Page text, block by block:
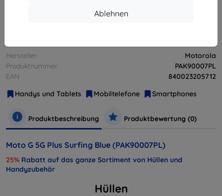
Ablehnen
Hersteller
Motorola
Produktnummer
PAK90007PL
EAN
840023205712
Handys und Tablets
Mobiltelefone Smartphones
Produktbeschreibung Produktbewertung (0)
Moto G 5G Plus Surfing Blue (PAK90007PL)
25% Rabatt auf das ganze Sortiment von Hüllen und
Handyzubehör
Hüllen